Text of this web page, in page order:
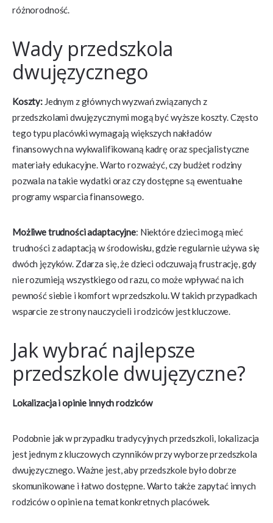
różnorodność.
Wady przedszkola
dwujęzycznego
Koszty: Jednym z głównych wyzwań związanych z
przedszkolami dwujęzycznymi mogą być wyższe koszty. Często
tego typu placówki wymagają większych nakładów
finansowych na wykwalifikowaną kadrę oraz specjalistyczne
materiały edukacyjne. Warto rozważyć, czy budżet rodziny
pozwala na takie wydatki oraz czy dostępne są ewentualne
programy wsparcia finansowego.
Możliwe trudności adaptacyjne: Niektóre dzieci mogą mieć
trudności z adaptacją w środowisku, gdzie regularnie używa się
dwóch języków. Zdarza się, że dzieci odczuwają frustrację, gdy
nie rozumieją wszystkiego od razu, co może wpływać na ich
pewność siebie i komfort w przedszkolu. W takich przypadkach
wsparcie ze strony nauczycieli i rodziców jest kluczowe.
Jak wybrać najlepsze
przedszkole dwujęzyczne?
Lokalizacja i opinie innych rodziców
Podobnie jak w przypadku tradycyjnych przedszkoli, lokalizacja
jest jednym z kluczowych czynników przy wyborze przedszkola
dwujęzycznego. Ważne jest, aby przedszkole było dobrze
skomunikowane i łatwo dostępne. Warto także zapytać innych
rodziców o opinie na temat konkretnych placówek.